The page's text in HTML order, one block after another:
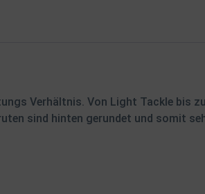
Verhältnis. Von Light Tackle bis
sind hinten gerundet und somit